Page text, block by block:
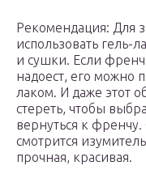
Рекомендация: Для
использовать гель-
и сушки. Если
надоест, его можно
лаком. И даже этот
стереть, чтобы
вернуться к
смотрится
прочная, красивая.